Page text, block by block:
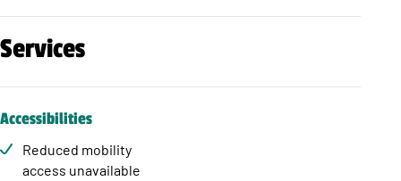
Services
Accessibilities
Reduced mobility
access unavailable